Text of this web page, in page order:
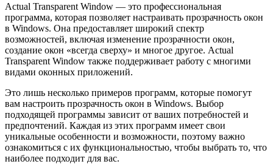
Actual Transparent Window — это профессиональная
программа, которая позволяет настраивать прозрачность окон
в Windows. Она предоставляет широкий спектр
возможностей, включая изменение прозрачности окон,
создание окон «всегда сверху» и многое другое. Actual
Transparent Window также поддерживает работу с многими
видами оконных приложений.
Это лишь несколько примеров программ, которые помогут
вам настроить прозрачность окон в Windows. Выбор
подходящей программы зависит от ваших потребностей и
предпочтений. Каждая из этих программ имеет свои
уникальные особенности и возможности, поэтому важно
ознакомиться с их функциональностью, чтобы выбрать то, что
наиболее подходит для вас.